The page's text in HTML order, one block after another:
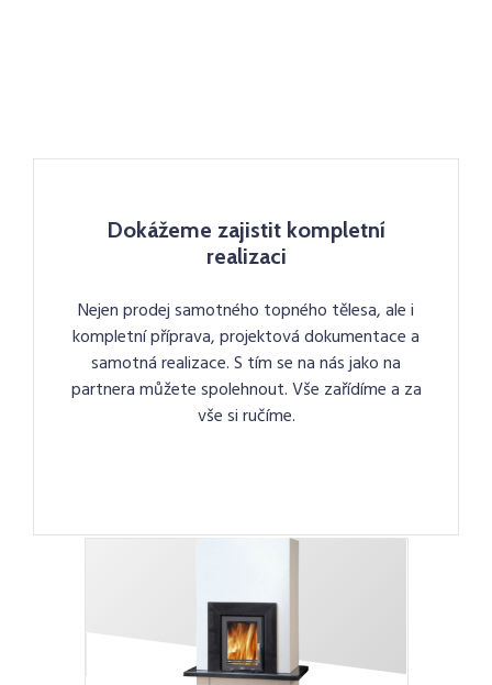
Dokážeme zajistit kompletní
realizaci
Nejen prodej samotného topného tělesa, ale i
kompletní příprava, projektová dokumentace a
samotná realizace. S tím se na nás jako na
partnera můžete spolehnout. Vše zařídíme a za
vše si ručíme.